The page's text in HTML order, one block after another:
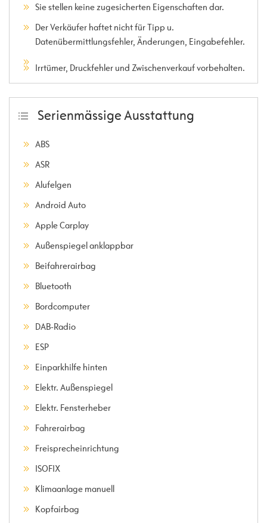
Sie stellen keine zugesicherten Eigenschaften dar.
Der Verkäufer haftet nicht für Tipp u.
Datenübermittlungsfehler, Änderungen, Eingabefehler.
Irrtümer, Druckfehler und Zwischenverkauf vorbehalten.
Serienmässige Ausstattung
ABS
ASR
Alufelgen
Android Auto
Apple Carplay
Außenspiegel anklappbar
Beifahrerairbag
Bluetooth
Bordcomputer
DAB-Radio
ESP
Einparkhilfe hinten
Elektr. Außenspiegel
Elektr. Fensterheber
Fahrerairbag
Freisprecheinrichtung
ISOFIX
Klimaanlage manuell
Kopfairbag